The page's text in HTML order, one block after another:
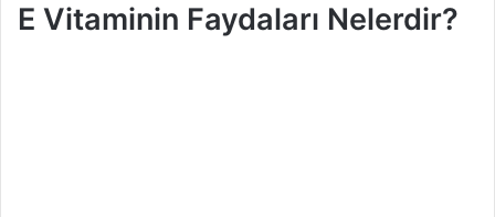
E Vitaminin Faydaları Nelerdir?